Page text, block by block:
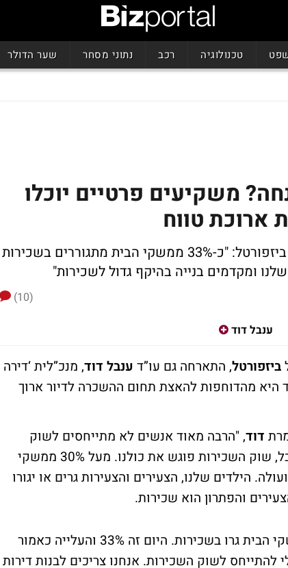
טכנולוגיה רכב נתוני מסחר שער הדולר
לקנות דירה ב-20% הנחה? משקיעים פרטיים יוכלו
ארוכת טווח
, מנכ"לית דירה להשכיר בוועידת ביזפורטל: "כ-33% ממשקי הבית מתגוררים בשכירות
ומקדמים בנייה בהיקף גדול לשכירות"
(10)
ענבל דוד
ביזפורטל, התארחה גם עו”ד ענבל דוד, מנכ”לית ‘דירה
היא מהדוחפות להאצת תחום ההשכרה לדיור ארוך
דוד, "הרבה מאוד אנשים לא מתייחסים לשוק
השכירות כי הוא לכאורה לא נוגע להם ישירות, אבל, שוק השכירות פוגש את כולנו. מעל 30% ממשקי
הילדים שלנו, הצעירים והצעירות גרים או יגורו
והפתרון הוא שכירות.
"כשחוזרים 20 שנה אחורה רואים שאז 20% ממשקי הבית גרו בשכירות. היום זה 33% והעלייה כאמור
לשוק השכירות. אנחנו צריכים לבנות דירות